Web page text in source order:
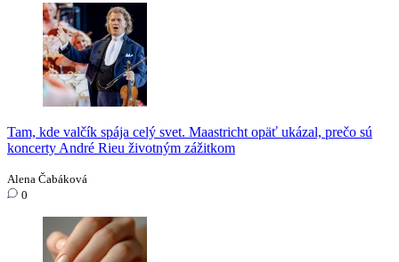
Tam, kde valčík spája celý svet. Maastricht opäť ukázal, prečo sú
koncerty André Rieu životným zážitkom
Alena Čabáková
0